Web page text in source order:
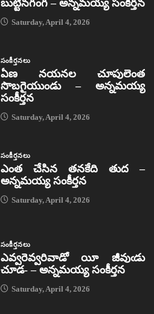
బుట్టినగంగ – అన్నమయ్య సంకీర్తన
Saturday, April 4, 2026
సంకీర్తనలు
ఏణ నయనల చూపులెంత
సొబగైయుండు – అన్నమయ్య
సంకీర్తన
Saturday, April 4, 2026
సంకీర్తనలు
ఎంత చేసిన తనకేది తుద –
అన్నమయ్య సంకీర్తన
Saturday, April 4, 2026
సంకీర్తనలు
ఎవ్వరెవ్వరివాడో యీ జీవుఁడు
చూడ- – అన్నమయ్య సంకీర్తన
Saturday, April 4, 2026